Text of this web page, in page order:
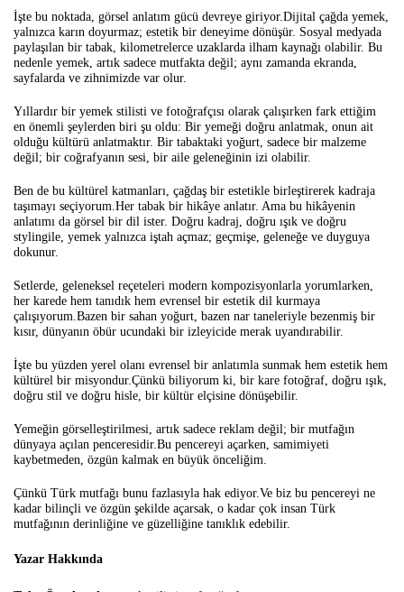
İşte bu noktada, görsel anlatım gücü devreye giriyor. Dijital çağda yemek,
yalnızca karın doyurmaz; estetik bir deneyime dönüşür. Sosyal medyada
paylaşılan bir tabak, kilometrelerce uzaklarda ilham kaynağı olabilir. Bu
nedenle yemek, artık sadece mutfakta değil; aynı zamanda ekranda,
sayfalarda ve zihnimizde var olur.
Yıllardır bir yemek stilisti ve fotoğrafçısı olarak çalışırken fark ettiğim
en önemli şeylerden biri şu oldu: Bir yemeği doğru anlatmak, onun ait
olduğu kültürü anlatmaktır. Bir tabaktaki yoğurt, sadece bir malzeme
değil; bir coğrafyanın sesi, bir aile geleneğinin izi olabilir.
Ben de bu kültürel katmanları, çağdaş bir estetikle birleştirerek kadraja
taşımayı seçiyorum. Her tabak bir hikâye anlatır. Ama bu hikâyenin
anlatımı da görsel bir dil ister. Doğru kadraj, doğru ışık ve doğru
stylingile, yemek yalnızca iştah açmaz; geçmişe, geleneğe ve duyguya
dokunur.
Setlerde, geleneksel reçeteleri modern kompozisyonlarla yorumlarken,
her karede hem tanıdık hem evrensel bir estetik dil kurmaya
çalışıyorum. Bazen bir sahan yoğurt, bazen nar taneleriyle bezenmiş bir
kısır, dünyanın öbür ucundaki bir izleyicide merak uyandırabilir.
İşte bu yüzden yerel olanı evrensel bir anlatımla sunmak hem estetik hem
kültürel bir misyondur. Çünkü biliyorum ki, bir kare fotoğraf, doğru ışık,
doğru stil ve doğru hisle, bir kültür elçisine dönüşebilir.
Yemeğin görselleştirilmesi, artık sadece reklam değil; bir mutfağın
dünyaya açılan penceresidir. Bu pencereyi açarken, samimiyeti
kaybetmeden, özgün kalmak en büyük önceliğim.
Çünkü Türk mutfağı bunu fazlasıyla hak ediyor. Ve biz bu pencereyi ne
kadar bilinçli ve özgün şekilde açarsak, o kadar çok insan Türk
mutfağının derinliğine ve güzelliğine tanıklık edebilir.
Yazar Hakkında